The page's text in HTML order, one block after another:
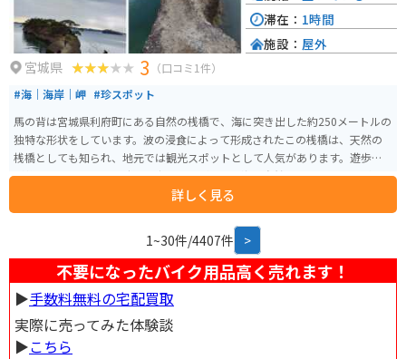
宮城県 3 （口コミ1件）
#海｜海岸｜岬 #珍スポット
馬の背は宮城県利府町にある自然の桟橋で、海に突き出した約250メートルの
独特な形状をしています。波の浸食によって形成されたこの桟橋は、天然の
桟橋としても知られ、地元では観光スポットとして人気があります。遊歩道
が整備されており、先端まで歩くことができ、海と自然を間近に感じながら
の散歩が楽しめます。特に夕日が美しい場所です。
詳しく見る
滞在： 1時間
施設： 屋外
1~30件/4407件 >
不要になったバイク用品高く売れます！
▶︎手数料無料の宅配買取
実際に売ってみた体験談
▶︎こちら